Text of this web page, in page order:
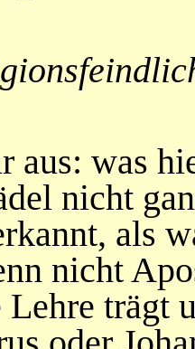
aus: was
nicht
als
nicht
Lehre trägt